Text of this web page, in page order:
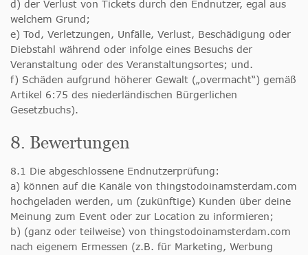
d) der Verlust von Tickets durch den Endnutzer, egal aus
welchem Grund;
e) Tod, Verletzungen, Unfälle, Verlust, Beschädigung oder
Diebstahl während oder infolge eines Besuchs der
Veranstaltung oder des Veranstaltungsortes; und.
f) Schäden aufgrund höherer Gewalt („overmacht“) gemäß
Artikel 6:75 des niederländischen Bürgerlichen
Gesetzbuchs).
8. Bewertungen
8.1 Die abgeschlossene Endnutzerprüfung:
a) können auf die Kanäle von thingstodoinamsterdam.com
hochgeladen werden, um (zukünftige) Kunden über deine
Meinung zum Event oder zur Location zu informieren;
b) (ganz oder teilweise) von thingstodoinamsterdam.com
nach eigenem Ermessen (z.B. für Marketing, Werbung